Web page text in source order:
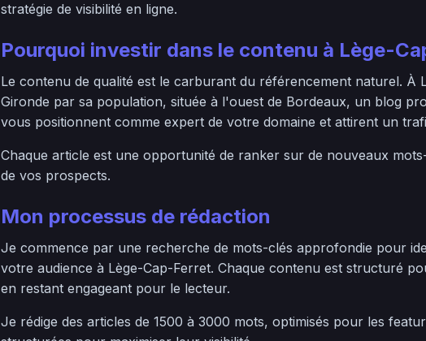
stratégie de visibilité en ligne.
Pourquoi investir dans le contenu à Lège-
Le contenu de qualité est le carburant du référencement naturel. À
Gironde par sa population, située à l'ouest de Bordeaux, un blog
vous positionnent comme expert de votre domaine et attirent un
Chaque article est une opportunité de ranker sur de nouveaux
de vos prospects.
Mon processus de rédaction
Je commence par une recherche de mots-clés approfondie pour
votre audience à Lège-Cap-Ferret. Chaque contenu est structuré
en restant engageant pour le lecteur.
Je rédige des articles de 1500 à 3000 mots, optimisés pour les